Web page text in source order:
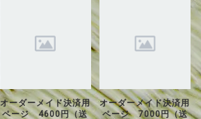
オーダーメイド決済用
ページ 4600円（送
オーダーメイド決済用
ページ 7000円（送